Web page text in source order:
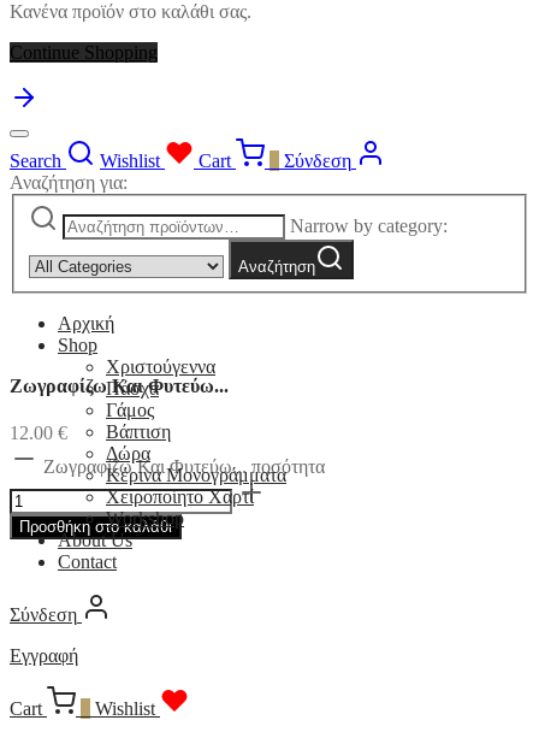
Ζωγραφίζω Και Φυτεύω...
12.00 €
Ζωγραφίζω Και Φυτεύω... ποσότητα
Προσθήκη στο καλάθι
Κανένα προϊόν στο καλάθι σας.
Continue Shopping
Search Wishlist Cart
Σύνδεση
Αναζήτηση για:
Narrow by category:
Αναζήτηση
Αρχική
Shop
Χριστούγεννα
Πάσχα
Γάμος
Βάπτιση
Δώρα
Κέρινα Μονογράμματα
Χειροποίητο Χαρτί
Workshop
About Us
Contact
Σύνδεση
Εγγραφή
Cart Wishlist